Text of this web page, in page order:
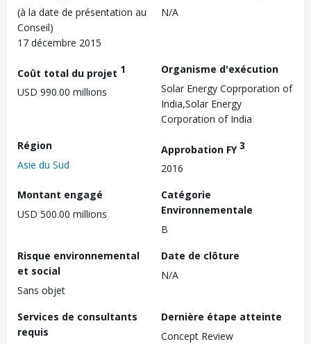
(à la date de présentation au
Conseil)
17 décembre 2015
N/A
Coût total du projet 1
USD 990.00 millions
Organisme d'exécution
Solar Energy Coprporation of
India,Solar Energy
Corporation of India
Région
Asie du Sud
Approbation FY3
2016
Montant engagé
USD 500.00 millions
Catégorie
Environnementale
B
Risque environnemental
et social
Sans objet
Date de clôture
N/A
Services de consultants
requis
Dernière étape atteinte
Concept Review